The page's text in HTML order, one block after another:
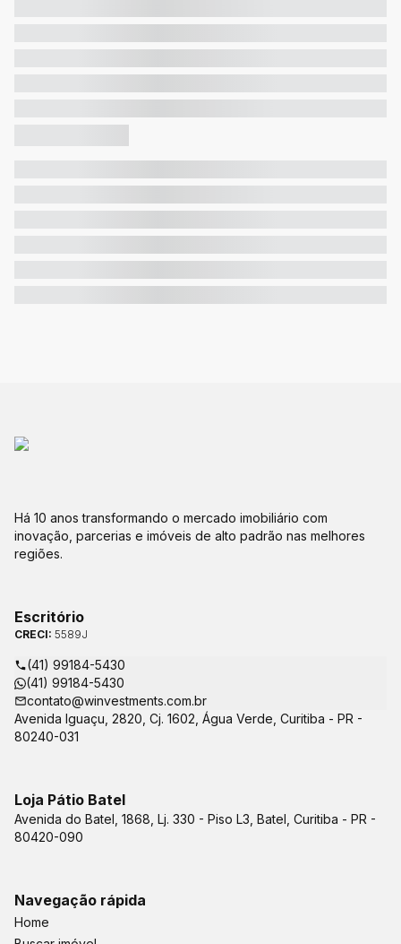
Há 10 anos transformando o mercado imobiliário com
inovação, parcerias e imóveis de alto padrão nas melhores
regiões.
Escritório
CRECI: 5589J
(41) 99184-5430
(41) 99184-5430
contato@winvestments.com.br
Avenida Iguaçu, 2820, Cj. 1602, Água Verde, Curitiba - PR -
80240-031
Loja Pátio Batel
Avenida do Batel, 1868, Lj. 330 - Piso L3, Batel, Curitiba - PR -
80420-090
Navegação rápida
Home